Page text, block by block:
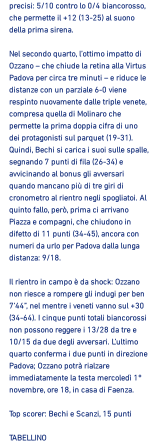
precisi: 5/10 contro lo 0/4 biancorosso,
che permette il +12 (13-25) al suono
della prima sirena.
Nel secondo quarto, l’ottimo impatto di
Ozzano – che chiude la retina alla Virtus
Padova per circa tre minuti – e riduce le
distanze con un parziale 6-0 viene
respinto nuovamente dalle triple venete,
compresa quella di Molinaro che
permette la prima doppia cifra di uno
dei protagonisti sul parquet (19-31).
Quindi, Bechi si carica i suoi sulle spalle,
segnando 7 punti di fila (26-34) e
avvicinando al bonus gli avversari
quando mancano più di tre giri di
cronometro al rientro negli spogliatoi. Al
quinto fallo, però, prima ci arrivano
Piazza e compagni, che chiudono in
difetto di 11 punti (34-45), ancora con
numeri da urlo per Padova dalla lunga
distanza: 9/18.
Il rientro in campo è da shock: Ozzano
non riesce a rompere gli indugi per ben
7’44”, nel mentre i veneti vanno sul +30
(34-64). I cinque punti totali biancorossi
non possono reggere i 13/28 da tre e
10/15 da due degli avversari. L’ultimo
quarto conferma i due punti in direzione
Padova; Ozzano potrà rialzare
immediatamente la testa mercoledì 1°
novembre, ore 18, in casa di Faenza.
Top scorer: Bechi e Scanzi, 15 punti
TABELLINO